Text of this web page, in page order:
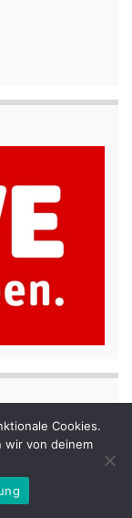
Cookies.
wir von deinem